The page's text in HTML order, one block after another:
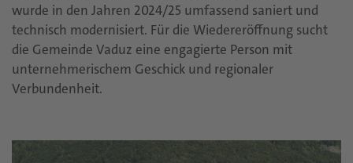
wurde in den Jahren 2024/25 umfassend saniert und
technisch modernisiert. Für die Wiedereröffnung sucht
die Gemeinde Vaduz eine engagierte Person mit
unternehmerischem Geschick und regionaler
Verbundenheit.